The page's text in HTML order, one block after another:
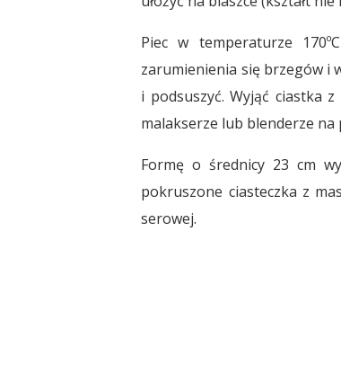
Piec w temperaturze
zarumienienia się brzegów i
i podsuszyć. Wyjąć ciastka
malakserze lub blenderze na
Formę o średnicy 23 cm
pokruszone ciasteczka z
serowej.